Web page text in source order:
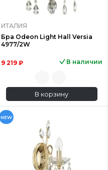
ИТАЛИЯ
Бра Odeon Light Hall Versia
4977/2W
9 219 ₽ В наличии
В корзину
NEW